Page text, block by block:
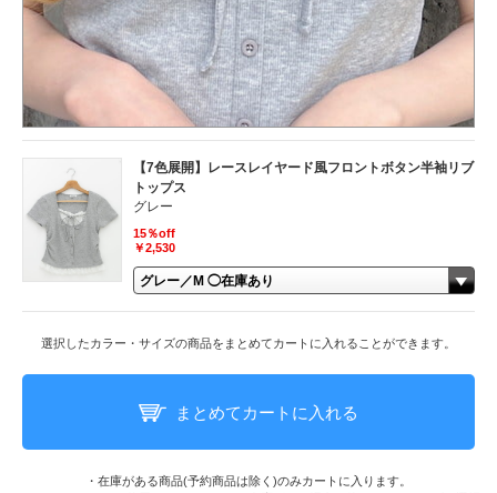
【7色展開】レースレイヤード風フロントボタン半袖リブ
トップス
グレー
15％off
￥2,530
選択したカラー・サイズの商品をまとめてカートに入れることができます。
まとめてカートに入れる
・在庫がある商品(予約商品は除く)のみカートに入ります。